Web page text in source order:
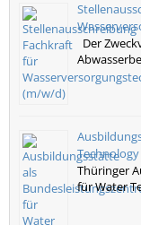
Der
Thüringer
für Water